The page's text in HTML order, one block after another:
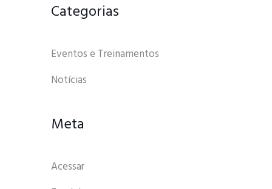
Categorias
Eventos e Treinamentos
Notícias
Meta
Acessar